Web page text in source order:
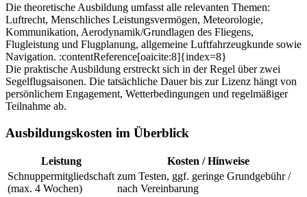
Die theoretische Ausbildung umfasst alle relevanten Themen:
Luftrecht, Menschliches Leistungsvermögen, Meteorologie,
Kommunikation, Aerodynamik/Grundlagen des Fliegens,
Flugleistung und Flugplanung, allgemeine Luftfahrzeugkunde sowie
Navigation. :contentReference[oaicite:8]{index=8}
Die praktische Ausbildung erstreckt sich in der Regel über zwei
Segelflugsaisonen. Die tatsächliche Dauer bis zur Lizenz hängt von
persönlichem Engagement, Wetterbedingungen und regelmäßiger
Teilnahme ab.
Ausbildungskosten im Überblick
Leistung
Kosten / Hinweise
Schnuppermitgliedschaft
(max. 4 Wochen)
zum Testen, ggf. geringe Grundgebühr /
nach Vereinbarung